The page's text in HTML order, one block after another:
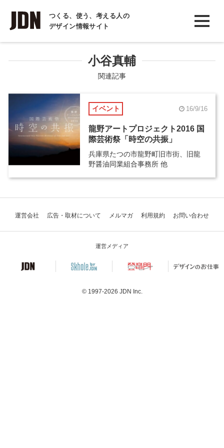
つくる、使う、考える人の
デザイン情報サイト
INTERVIEW
インタビュー
COLUMN
コラム
小谷真輔
関連記事
イベント 16/9/16
龍野アートプロジェクト2016 国
際芸術祭「時空の共振」
兵庫県たつの市龍野町旧市街、旧龍
野醤油同業組合事務所 他
運営会社 広告・取材について メルマガ 利用規約 お問い合わせ
運営メディア
© 1997-2026 JDN Inc.